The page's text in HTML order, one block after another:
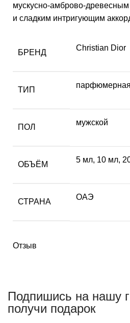
мускусно-амброво-
и сладким интригующим
БРЕНД
Christian Dior
ТИП
ПОЛ
мужской
ОБЪЁМ
5 мл, 10 мл,
СТРАНА
ОАЭ
Отзыв
Подпишись на нашу
получи подарок